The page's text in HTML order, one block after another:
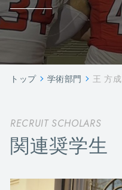
トップ 学術部門 王 方成
RECRUIT SCHOLARS
関連奨学生